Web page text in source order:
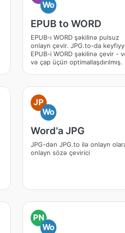
Wo
EPUB to WORD
EPUB-ı WORD şəkilinə pulsuz
onlayn çevir. JPG.to-da
EPUB-i WORD şəkilinə çevir -
və çap üçün optimallaşdırılmış.
JP
Wo
Word'a JPG
JPG-dən JPG.to ilə onlayn
onlayn sözə çevirici
PN
Wo